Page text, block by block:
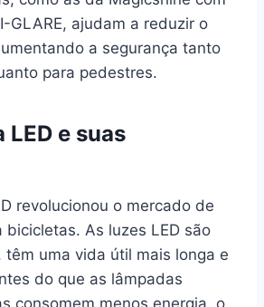
GLARE, ajudam a reduzir o
a segurança tanto
para pedestres.
e suas
revolucionou o mercado de
bicicletas. As luzes LED são
têm uma vida útil mais longa e
do que as lâmpadas
consomem menos energia, o